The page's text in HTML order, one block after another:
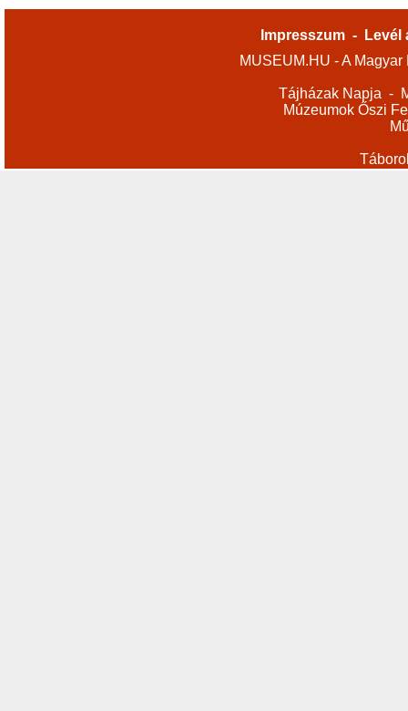
Impresszum -
Levél
MUSEUM.HU - A
Tájházak Napja -
Múzeumok Őszi